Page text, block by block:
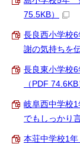
75.5KB）
長良西小学
謝の気持ちを
長良東小学
（PDF 74.6KB
岐阜西中学
でもしっかり
本荘中学校1